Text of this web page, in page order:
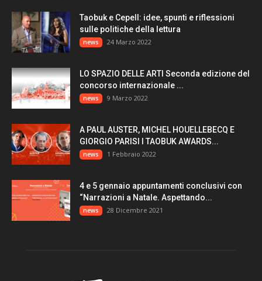
Taobuk e Cepell: idee, spunti e riflessioni
sulle politiche della lettura
news 24 Marzo 2022
LO SPAZIO DELLE ARTI Seconda edizione del
concorso internazionale ...
news 9 Marzo 2022
A PAUL AUSTER, MICHEL HOUELLEBECQ E
GIORGIO PARISI I TAOBUK AWARDS...
news 1 Febbraio 2022
4 e 5 gennaio appuntamenti conclusivi con
“Narrazioni a Natale. Aspettando...
news 28 Dicembre 2021